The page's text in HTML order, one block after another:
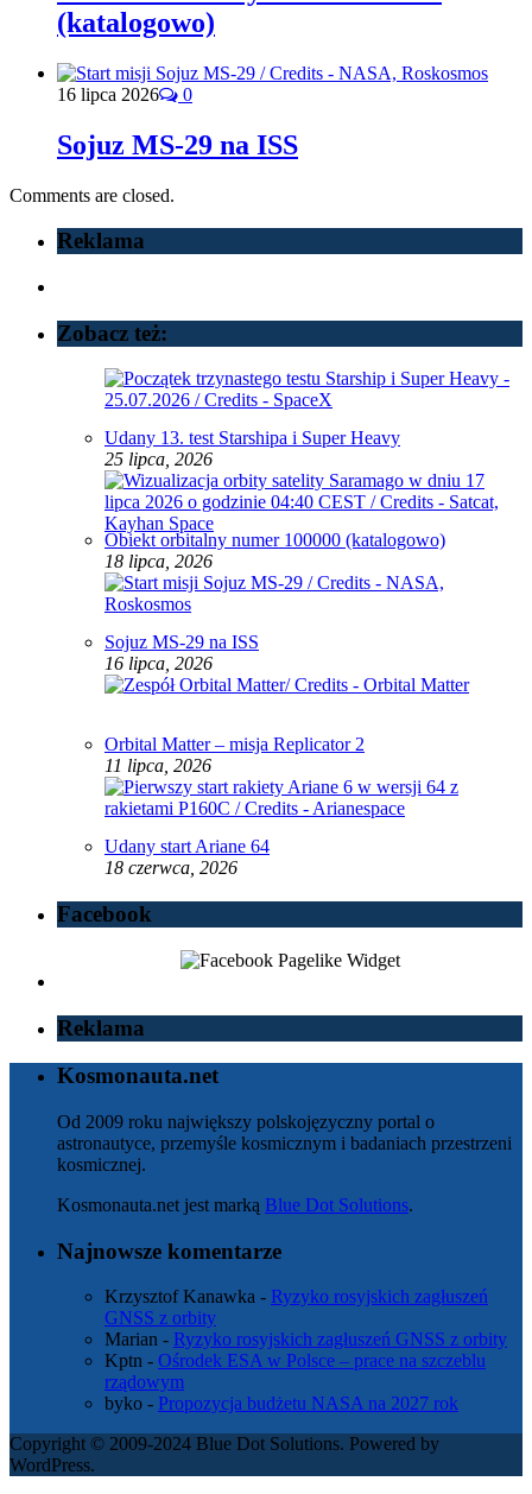
(katalogowo)
16 lipca 2026 0
Sojuz MS-29 na ISS
Comments are closed.
Reklama
Zobacz też:
Udany 13. test Starshipa i Super Heavy
25 lipca, 2026
Obiekt orbitalny numer 100000 (katalogowo)
18 lipca, 2026
Sojuz MS-29 na ISS
16 lipca, 2026
Orbital Matter – misja Replicator 2
11 lipca, 2026
Udany start Ariane 64
18 czerwca, 2026
Facebook
Reklama
Kosmonauta.net
Od 2009 roku największy polskojęzyczny portal o
astronautyce, przemyśle kosmicznym i badaniach przestrzeni
kosmicznej.
Kosmonauta.net jest marką Blue Dot Solutions.
Najnowsze komentarze
Krzysztof Kanawka - Ryzyko rosyjskich zagłuszeń
GNSS z orbity
Marian - Ryzyko rosyjskich zagłuszeń GNSS z orbity
Kptn - Ośrodek ESA w Polsce – prace na szczeblu
rządowym
byko - Propozycja budżetu NASA na 2027 rok
Copyright © 2009-2024 Blue Dot Solutions. Powered by
WordPress.